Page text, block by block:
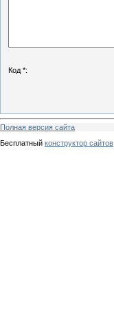
Код *:
Полная версия сайта
Бесплатный конструктор сайтов